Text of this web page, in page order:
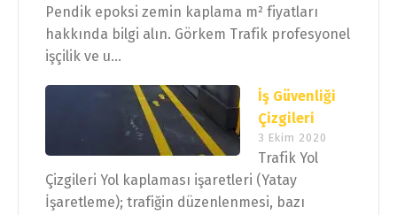
Pendik epoksi zemin kaplama m² fiyatları
hakkında bilgi alın. Görkem Trafik profesyonel
işçilik ve u...
İş Güvenliği
Çizgileri
3 Ekim 2020
Trafik Yol
Çizgileri Yol kaplaması işaretleri (Yatay
İşaretleme); trafiğin düzenlenmesi, bazı